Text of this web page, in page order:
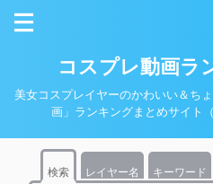
コスプレ動画ラ
美女コスプレイヤーのかわいい＆ち
画」ランキングまとめサイト
検索 レイヤー名 キーワード